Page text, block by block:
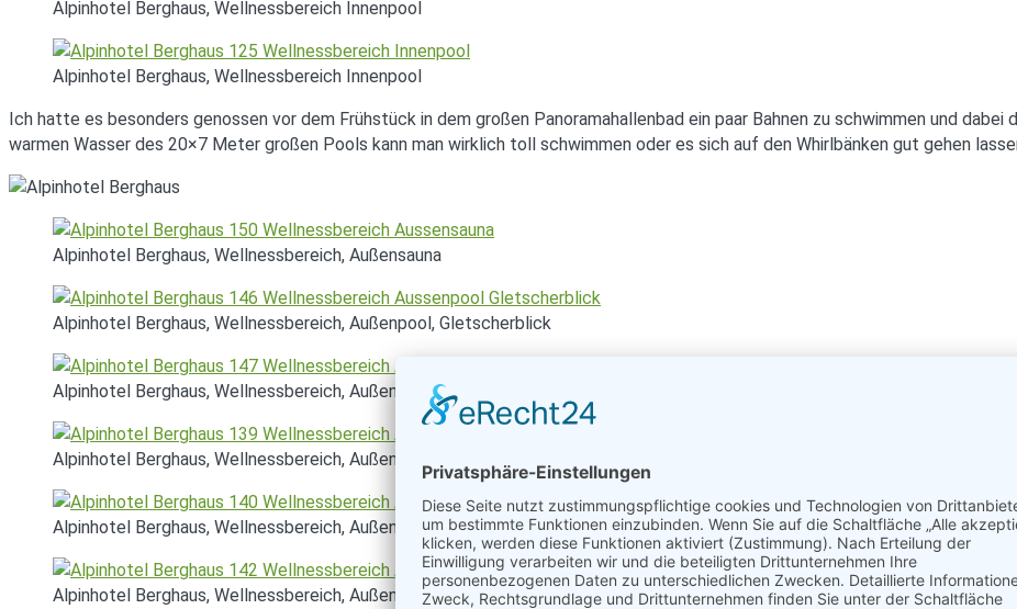
Alpinhotel Berghaus, Wellnessbereich Innenpool
Alpinhotel Berghaus, Wellnessbereich Innenpool
Ich hatte es besonders genossen vor dem Frühstück in dem großen Panoramahallenbad ein paar Bahnen zu schwimmen und
warmen Wasser des 20×7 Meter großen Pools kann man wirklich toll schwimmen oder es sich auf den Whirlbänken gut gehen
Alpinhotel Berghaus, Wellnessbereich, Außensauna
Alpinhotel Berghaus, Wellnessbereich, Außenpool, Gletscherblick
Alpinhotel Berghaus, Wellnessbereich, Außenpool
Alpinhotel Berghaus, Wellnessbereich, Außenpool
Alpinhotel Berghaus, Wellnessbereich, Außenpool
Alpinhotel Berghaus, Wellnessbereich, Außenpool, Gletscherblick